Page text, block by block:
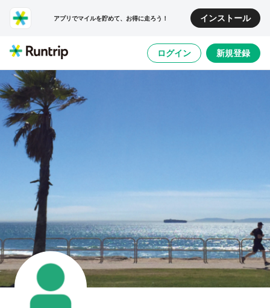
アプリでマイルを貯めて、お得に走ろう！ インストール
ログイン 新規登録